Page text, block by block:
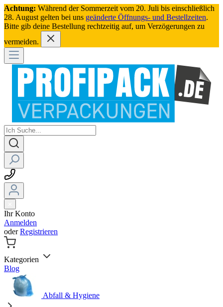
Achtung: Während der Sommerzeit vom 20. Juli bis einschließlich
28. August gelten bei uns geänderte Öffnungs- und Bestellzeiten.
Bitte gib deine Bestellung rechtzeitig auf, um Verzögerungen zu
vermeiden.
Ihr Konto
Anmelden
oderRegistrieren
Kategorien
Blog
Abfall & Hygiene